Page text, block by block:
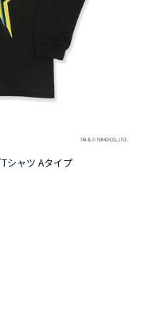
シャツ Aタイプ